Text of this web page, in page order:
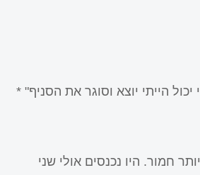
הייתי יוצא וסוגר את הסניף" *
חמור. היו נכנסים אולי שני